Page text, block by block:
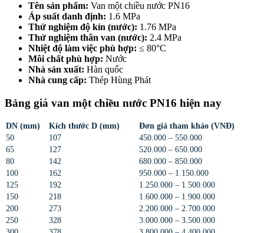
Tên sản phẩm: Van một chiều nước PN16
Áp suất danh định: 1.6 MPa
Thử nghiệm độ kín (nước): 1.76 MPa
Thử nghiệm thân van (nước): 2.4 MPa
Nhiệt độ làm việc phù hợp: ≤ 80°C
Môi chất phù hợp: Nước
Nhà sản xuất: Hàn quốc
Nhà cung cấp: Thép Hùng Phát
Bảng giá van một chiều nước PN16 hiện nay
DN (mm) Kích thước D (mm)
Đơn giá tham khảo (VNĐ)
50
107
450.000 – 550.000
65
127
520.000 – 650.000
80
142
680.000 – 850.000
100
162
950.000 – 1.150.000
125
192
1.250.000 – 1.500.000
150
218
1.600.000 – 1.900.000
200
273
2.200.000 – 2.700.000
250
328
3.000.000 – 3.500.000